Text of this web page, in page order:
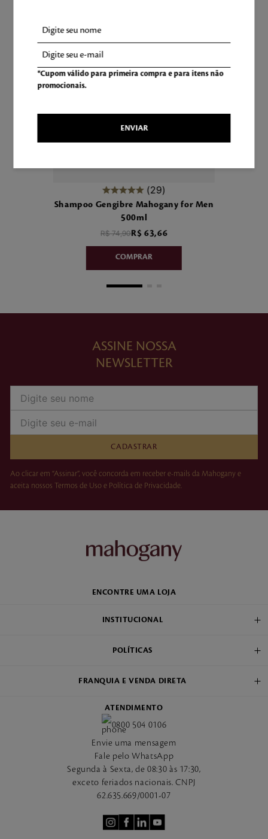
*Cupom válido para primeira compra e para itens não
promocionais.
ENVIAR
-15%
29
Shampoo Gengibre Mahogany for Men
500ml
R$ 74,90R$ 63,66
ASSINE NOSSA
NEWSLETTER
CADASTRAR
Ao clicar em “Assinar”, você concorda em receber e-mails da Mahogany e
aceita nossos Termos de Uso e Política de Privacidade.
ENCONTRE UMA LOJA
INSTITUCIONAL
POLÍTICAS
FRANQUIA E VENDA DIRETA
ATENDIMENTO
0800 504 0106
Envie uma mensagem
Fale pelo WhatsApp
Segunda à Sexta, de 08:30 às 17:30,
exceto feriados nacionais. CNPJ
62.635.669/0001-07